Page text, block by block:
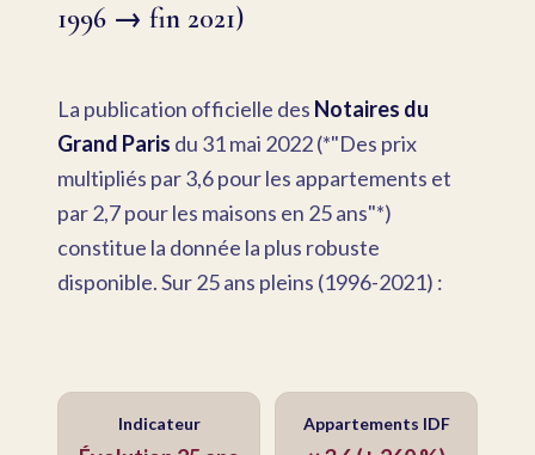
1996 → fin 2021)
La publication officielle des Notaires du
Grand Paris du 31 mai 2022 (*"Des prix
multipliés par 3,6 pour les appartements et
par 2,7 pour les maisons en 25 ans"*)
constitue la donnée la plus robuste
disponible. Sur 25 ans pleins (1996-2021) :
Indicateur Appartements IDF